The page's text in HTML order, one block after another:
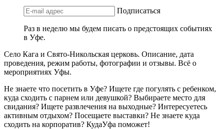
Подписаться
Раз в неделю мы будем писать о предстоящих событиях
в Уфе.
Село Кага и Свято-Никольская церковь. Описание, дата
проведения, режим работы, фотографии и отзывы. Всё о
мероприятиях Уфы.
Не знаете что посетить в Уфе? Ищете где погулять с ребенком,
куда сходить с парнем или девушкой? Выбираете место для
свидания? Ищете развлечения на выходные? Интересуетесь
активным отдыхом? Посещаете выставки? Не знаете куда
сходить на корпоратив? КудаУфа поможет!